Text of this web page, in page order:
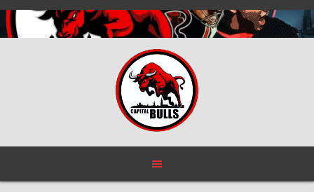
Skip
to
content